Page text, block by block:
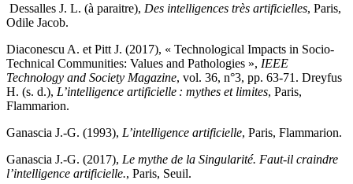
Dessalles J. L. (à paraitre), Des intelligences très artificielles, Paris,
Odile Jacob.
Diaconescu A. et Pitt J. (2017), « Technological Impacts in Socio-
Technical Communities: Values and Pathologies », IEEE
Technology and Society Magazine, vol. 36, n°3, pp. 63‑71. Dreyfus
H. (s. d.), L’intelligence artificielle : mythes et limites, Paris,
Flammarion.
Ganascia J.-G. (1993), L’intelligence artificielle, Paris, Flammarion.
Ganascia J.-G. (2017), Le mythe de la Singularité. Faut-il craindre
l’intelligence artificielle., Paris, Seuil.